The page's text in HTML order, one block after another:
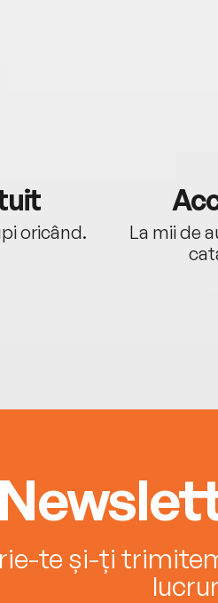
oricând.
La mii de
te și-ți